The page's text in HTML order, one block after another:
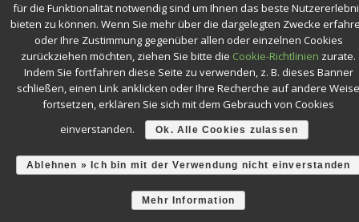
SICHER EINKAUFEN
KURSE & WEBINARE —BLEIBEN SIE NEUGIERIG!
für die Funktionalität notwendig sind um Ihnen das beste
bieten zu können. Wenn Sie mehr über die dargelegten Zwecke
oder Ihre Zustimmung gegenüber allen oder einzelnen Cookies
zurückziehen möchten, ziehen Sie bitte die Cookie-Richtlinien zurate.
Indem Sie fortfahren diese Seite zu verwenden, z. B. dieses Banner
schließen, einen Link anklicken oder Ihre Recherche auf andere
fortsetzen, erklären Sie sich mit dem Gebrauch von Cookies
einverstanden.
Ok. Alle Cookies zulassen
Ablehnen » Ich bin mit der Verwendung nicht einverstanden
Mehr Information